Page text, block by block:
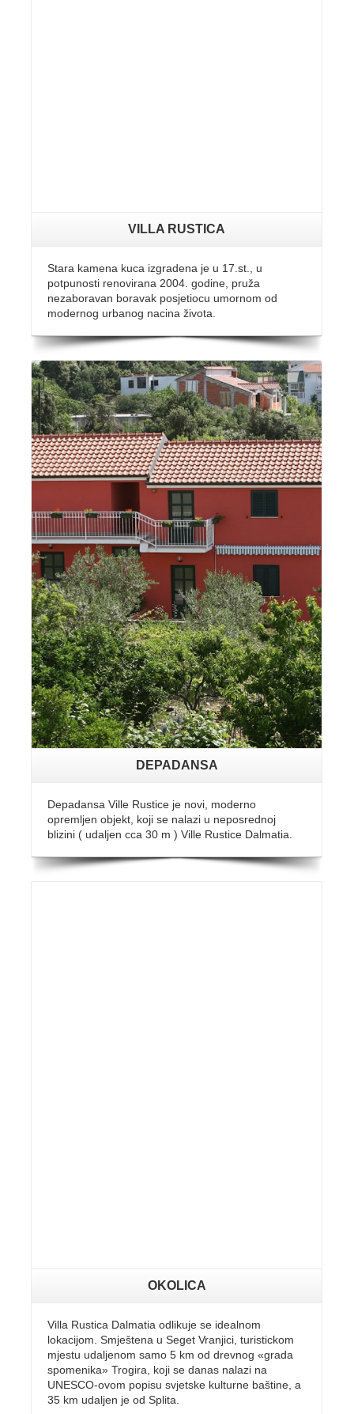
VILLA RUSTICA
Stara kamena kuca izgradena je u 17.st., u
potpunosti renovirana 2004. godine, pruža
nezaboravan boravak posjetiocu umornom od
modernog urbanog nacina života.
DEPADANSA
Depadansa Ville Rustice je novi, moderno
opremljen objekt, koji se nalazi u neposrednoj
blizini ( udaljen cca 30 m ) Ville Rustice Dalmatia.
OKOLICA
Villa Rustica Dalmatia odlikuje se idealnom
lokacijom. Smještena u Seget Vranjici, turistickom
mjestu udaljenom samo 5 km od drevnog «grada
spomenika» Trogira, koji se danas nalazi na
UNESCO-ovom popisu svjetske kulturne baštine, a
35 km udaljen je od Splita.